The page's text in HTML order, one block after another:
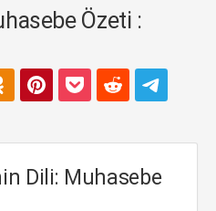
Özeti :
Dili: Muhasebe